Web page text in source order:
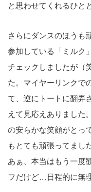
と思わせてくれるひと
さらにダンスのほうも
参加している「ミルク
チェックしましたが（
た。マイヤーリンクで
て、逆にトートに翻弄
えて見応えありました
の安らかな笑顔がとっ
もとても頑張ってまし
あぁ、本当はもう一度
フだけど…日程的に無